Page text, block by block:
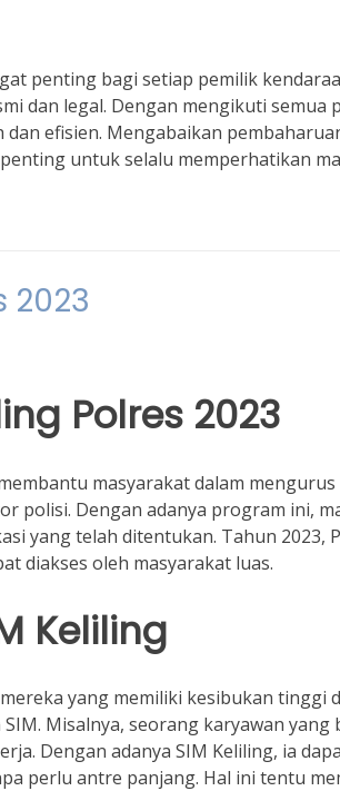
penting bagi setiap pemilik
dan legal. Dengan mengikuti semua
efisien. Mengabaikan
untuk selalu memperhatikan
2023
Polres 2023
masyarakat dalam
polisi. Dengan adanya program ini,
yang telah ditentukan. Tahun 2023,
diakses oleh masyarakat luas.
Keliling
yang memiliki kesibukan tinggi
Misalnya, seorang karyawan yang
Dengan adanya SIM Keliling, ia
perlu antre panjang. Hal ini tentu